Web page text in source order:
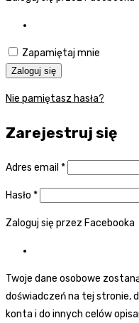
Zapamiętaj mnie
Zaloguj się
Nie pamiętasz hasła?
Zarejestruj się
Adres email *
Hasło *
Zaloguj się przez Facebooka
Twoje dane osobowe
doświadczeń na tej stronie,
konta i do innych celów